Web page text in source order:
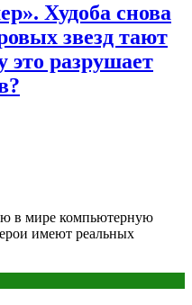
Худоба снова
звезд тают
это разрушает
в мире компьютерную
имеют реальных